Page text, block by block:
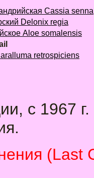
Cassia senna
Delonix regia
Aloe somalensis
retrospiciens
с 1967
(Last